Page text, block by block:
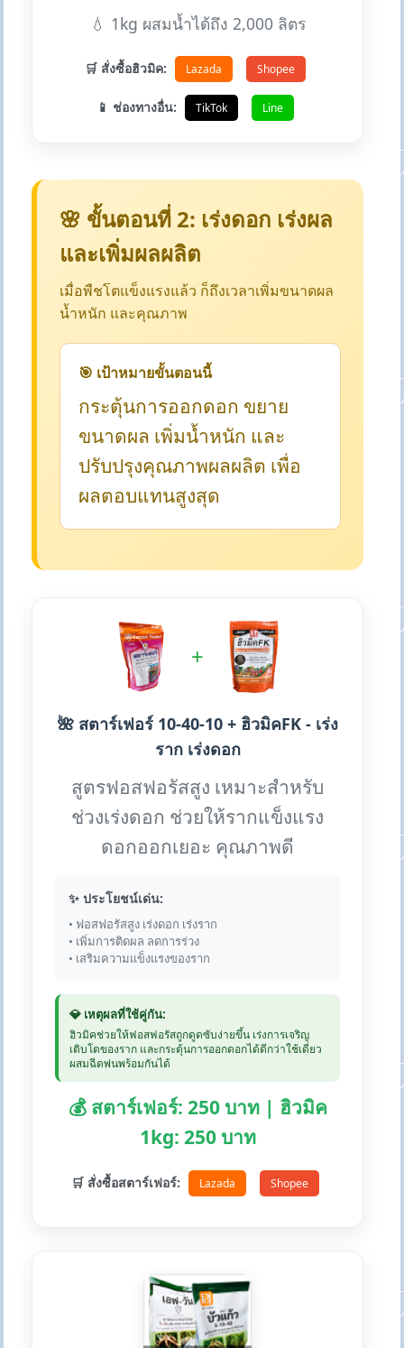
💧 1kg ผสมน้ำได้ถึง 2,000 ลิตร
🛒 สั่งซื้อฮิวมิค: Lazada Shopee
📱 ช่องทางอื่น: TikTok Line
🌸 ขั้นตอนที่ 2: เร่งดอก เร่งผล
และเพิ่มผลผลิต
เมื่อพืชโตแข็งแรงแล้ว ก็ถึงเวลาเพิ่มขนาดผล
น้ำหนัก และคุณภาพ
🎯 เป้าหมายขั้นตอนนี้
กระตุ้นการออกดอก ขยาย
ขนาดผล เพิ่มน้ำหนัก และ
ปรับปรุงคุณภาพผลผลิต เพื่อ
ผลตอบแทนสูงสุด
+
🌺 สตาร์เฟอร์ 10-40-10 + ฮิวมิคFK - เร่ง
ราก เร่งดอก
สูตรฟอสฟอรัสสูง เหมาะสำหรับ
ช่วงเร่งดอก ช่วยให้รากแข็งแรง
ดอกออกเยอะ คุณภาพดี
✨ ประโยชน์เด่น:
• ฟอสฟอรัสสูง เร่งดอก เร่งราก
• เพิ่มการติดผล ลดการร่วง
• เสริมความแข็งแรงของราก
💎 เหตุผลที่ใช้คู่กัน:
ฮิวมิคช่วยให้ฟอสฟอรัสถูกดูดซับง่ายขึ้น เร่งการเจริญ
เติบโตของราก และกระตุ้นการออกดอกได้ดีกว่าใช้เดี่ยว
ผสมฉีดพ่นพร้อมกันได้
💰 สตาร์เฟอร์: 250 บาท | ฮิวมิค
1kg: 250 บาท
🛒 สั่งซื้อสตาร์เฟอร์: Lazada Shopee